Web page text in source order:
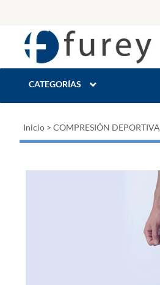
CATEGORÍAS
Inicio > COMPRESIÓN DEPORTIVA